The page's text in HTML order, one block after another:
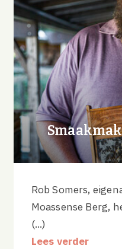
Rob Somers,
Moassense Berg,
(...)
Lees verder